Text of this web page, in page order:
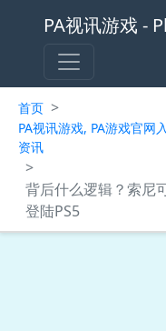
PA视讯游戏 -
首页 >
PA视讯游戏, PA游戏官网
资讯
>
背后什么逻辑？索尼
登陆PS5